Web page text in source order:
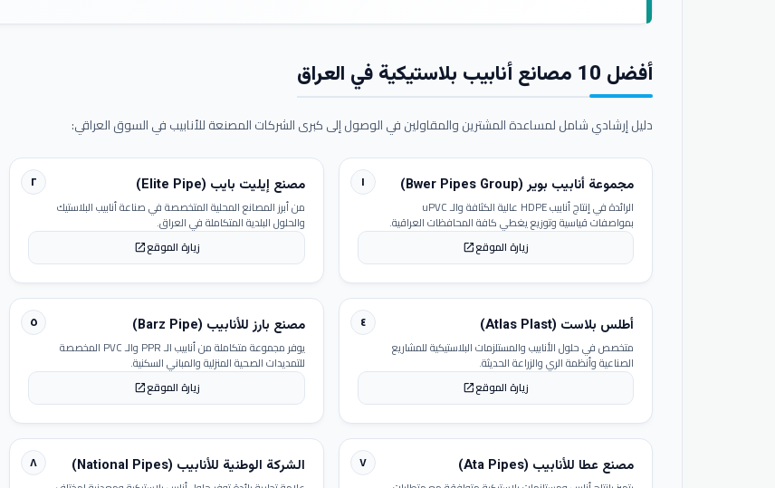
أفضل 10 مصانع أنابيب بلاستيكية في العراق
دليل إرشادي شامل لمساعدة المشترين والمقاولين في الوصول إلى كبرى الشركات المصنعة للأنابيب في السوق العراقي:
١ مجموعة أنابيب بوير (Bwer Pipes Group)
الرائدة في إنتاج أنابيب HDPE عالية الكثافة والـ uPVC
بمواصفات قياسية وتوزيع يغطي كافة المحافظات العراقية.
زيارة الموقعopen_in_new
٢ مصنع إيليت بايب (Elite Pipe)
من أبرز المصانع المحلية المتخصصة في صناعة أنابيب البلاستيك
والحلول البلدية المتكاملة في العراق.
زيارة الموقعopen_in_new
٤ أطلس بلاست (Atlas Plast)
متخصص في حلول الأنابيب والمستلزمات البلاستيكية للمشاريع
الصناعية وأنظمة الري والزراعة الحديثة.
زيارة الموقعopen_in_new
٥ مصنع بارز للأنابيب (Barz Pipe)
يوفر مجموعة متكاملة من أنابيب الـ PPR والـ PVC المخصصة
للتمديدات الصحية المنزلية والمباني السكنية.
زيارة الموقعopen_in_new
٧ مصنع عطا للأنابيب (Ata Pipes) ٨ الشركة الوطنية للأنابيب (National Pipes)